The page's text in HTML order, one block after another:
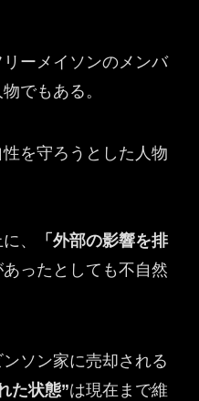
ーメイソンのメンバ
でもある。
を守ろうとした人物
、
「外部の影響を排
ったとしても不自然
ソン家に売却される
た状態”は現在まで維